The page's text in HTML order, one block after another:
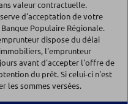
valeur contractuelle.
d'acceptation de votre
Populaire Régionale.
dispose du délai
l'emprunteur
avant d'accepter l'offre de
du prêt. Si celui-ci n'est
les sommes versées.